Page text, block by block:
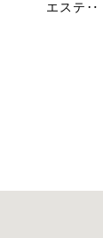
エステ‥